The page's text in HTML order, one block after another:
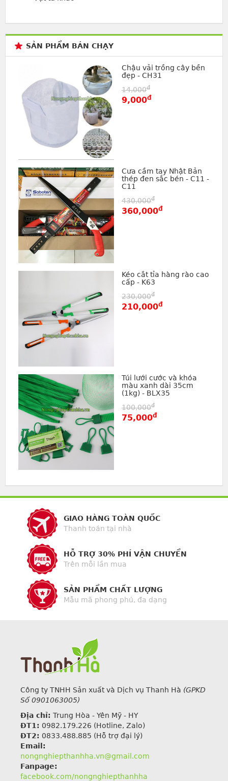
SẢN PHẨM BÁN CHẠY
Chậu vải trồng cây bền
đẹp - CH31
14,000đ
9,000đ
Cưa cầm tay Nhật Bản
thép đen sắc bén - C11 -
C11
430,000đ
360,000đ
Kéo cắt tỉa hàng rào cao
cấp - K63
230,000đ
210,000đ
Túi lưới cước và khóa
màu xanh dài 35cm
(1kg) - BLX35
100,000đ
75,000đ
GIAO HÀNG TOÀN QUỐC
Thanh toán tại nhà
HỖ TRỢ 30% PHÍ VẬN CHUYỂN
Trên mỗi lần mua
SẢN PHẨM CHẤT LƯỢNG
Mẫu mã phong phú, đa dạng
Công ty TNHH Sản xuất và Dịch vụ Thanh Hà (GPKD
Số 0901063005)
Địa chỉ: Trung Hòa - Yên Mỹ - HY
ĐT1: 0982.179.226 (Hotline, Zalo)
ĐT2: 0833.488.885 (Hỗ trợ đại lý)
Email:
nongnghiepthanhha.vn@gmail.com
Fanpage:
facebook.com/nongnghiepthanhha